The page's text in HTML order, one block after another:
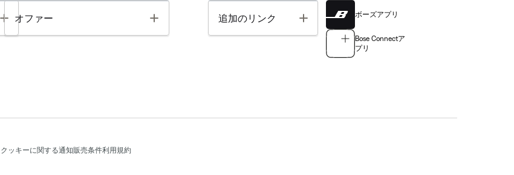
Toggle
オファー Toggle 追加のリンク Toggle ボーズアプリ
Bose Connectア
プリ
クッキーに関する通知販売条件利用規約